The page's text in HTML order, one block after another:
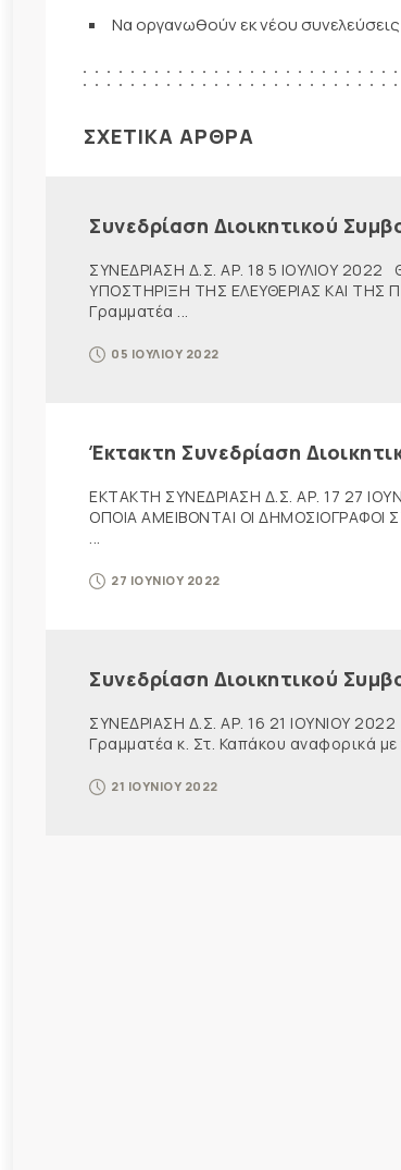
Να οργανωθούν εκ νέου
ΣΧΕΤΙΚΑ ΑΡΘΡΑ
Συνεδρίαση Διοικητικού
ΣΥΝΕΔΡΙΑΣΗ Δ.Σ. ΑΡ. 18 5 ΙΟΥΛΙΟΥ
ΥΠΟΣΤΗΡΙΞΗ ΤΗΣ ΕΛΕΥΘΕΡΙΑΣ ΚΑΙ ΤΗΣ
Γραμματέα ...
05 ΙΟΥΛΙΟΥ 2022
Έκτακτη Συνεδρίαση
ΕΚΤΑΚΤΗ ΣΥΝΕΔΡΙΑΣΗ Δ.Σ. ΑΡ. 17 27
ΟΠΟΙΑ ΑΜΕΙΒΟΝΤΑΙ ΟΙ ΔΗΜΟΣΙΟΓΡΑΦΟΙ
27 ΙΟΥΝΙΟΥ 2022
Συνεδρίαση Διοικητικού
ΣΥΝΕΔΡΙΑΣΗ Δ.Σ. ΑΡ. 16 21 ΙΟΥΝΙΟΥ
Γραμματέα κ. Στ. Καπάκου αναφορικά
21 ΙΟΥΝΙΟΥ 2022